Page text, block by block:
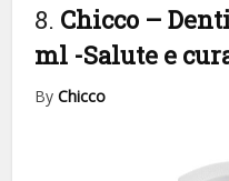
8. Chicco –
ml -Salute e
ByChicco